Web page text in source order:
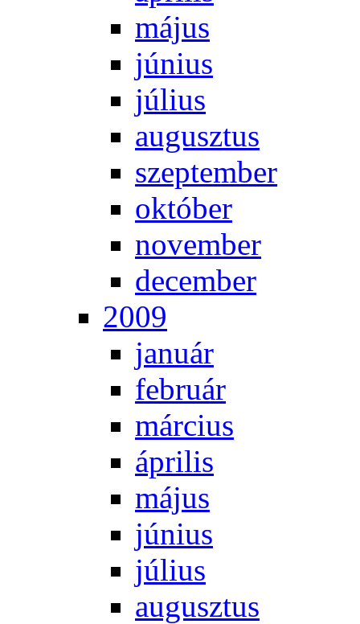
má­jus
jú­ni­us
jú­li­us
au­gusz­tus
szep­tem­ber
ok­tó­ber
no­vem­ber
de­cem­ber
2009
ja­nu­ár
feb­ru­ár
már­ci­us
áp­ri­lis
má­jus
jú­ni­us
jú­li­us
au­gusz­tus